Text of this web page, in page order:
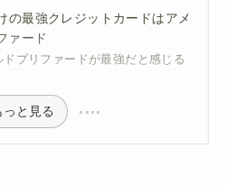
の最強クレジットカードはアメ
ァード
プリファードが最強だと感じる
っと見る